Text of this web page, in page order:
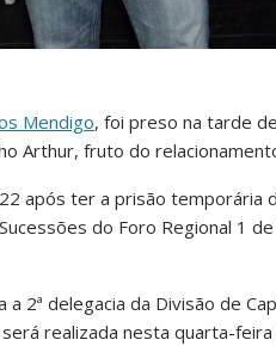
Mendigo, foi preso na tarde
Arthur, fruto do
após ter a prisão temporária
do Foro Regional 1
2ª delegacia da Divisão de
realizada nesta quarta-